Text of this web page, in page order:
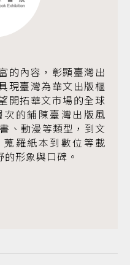
的內容，彰顯臺灣出
現臺灣為華文出版樞
開拓華文市場的全球
的鋪陳臺灣出版風
、動漫等類型，到文
羅紙本到數位等載
形象與口碑。